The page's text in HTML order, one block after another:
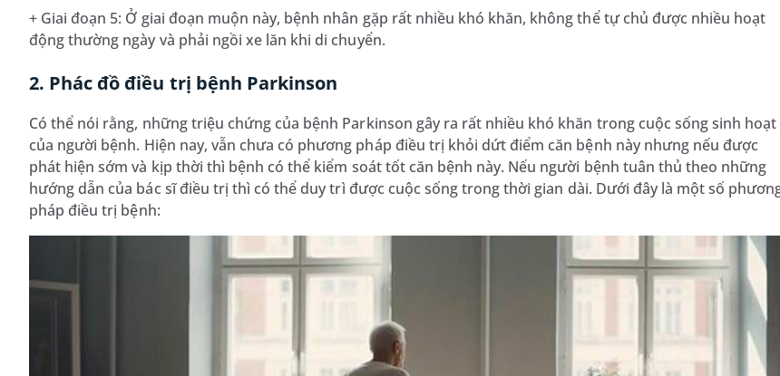
+ Giai đoạn 5: Ở giai đoạn muộn này, bệnh nhân gặp rất nhiều khó khăn, không thể tự chủ được nhiều hoạt
động thường ngày và phải ngồi xe lăn khi di chuyển.
2. Phác đồ điều trị bệnh Parkinson
Có thể nói rằng, những triệu chứng của bệnh Parkinson gây ra rất nhiều khó khăn trong cuộc sống sinh hoạt
của người bệnh. Hiện nay, vẫn chưa có phương pháp điều trị khỏi dứt điểm căn bệnh này nhưng nếu được
phát hiện sớm và kịp thời thì bệnh có thể kiểm soát tốt căn bệnh này. Nếu người bệnh tuân thủ theo những
hướng dẫn của bác sĩ điều trị thì có thể duy trì được cuộc sống trong thời gian dài. Dưới đây là một số
pháp điều trị bệnh: